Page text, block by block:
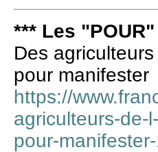
*** Les "POUR"
Des
pour manifester
https://
agriculteurs-de-
pour-